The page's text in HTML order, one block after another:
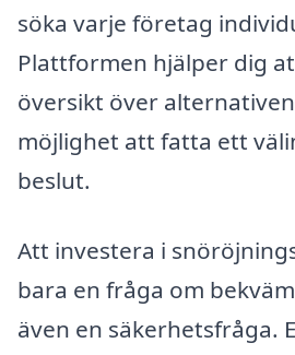
söka varje företag
Plattformen hjälper dig
översikt över
möjlighet att fatta ett
beslut.
Att investera i
bara en fråga om
även en säkerhetsfråga.